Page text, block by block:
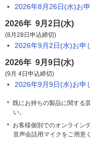
2026年8月26日(水)お
2026年 9月2日(水)
(8月28日申込締切)
2026年9月2日(水)お申
2026年 9月9日(水)
(9月 4日申込締切)
2026年9月9日(水)お申
＊ 既にお持ちの製品に関する
い。
＊ お客様個別でのオンライン
音声会話用マイクをご用意